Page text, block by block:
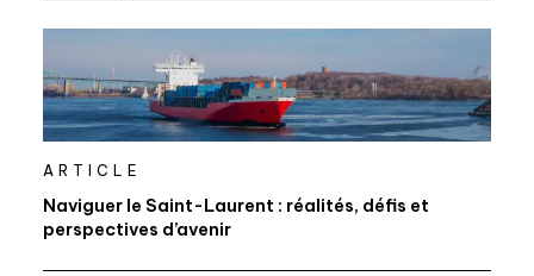
ARTICLE
Naviguer le Saint-Laurent : réalités, défis et
perspectives d’avenir